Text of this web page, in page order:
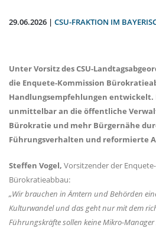
29.06.2026 | CSU-FRAKTION IM
Unter Vorsitz des CSU-
die Enquete-Kommission
Handlungsempfehlungen entwickelt.
unmittelbar an die öffentliche
Bürokratie und mehr Bürgernähe
Führungsverhalten und reformierte
Steffen Vogel, Vorsitzender der
Bürokratieabbau:
Wir brauchen in Ämtern und Behörden
Kulturwandel und das geht nur mit dem
Führungskräfte sollen keine Mikro-